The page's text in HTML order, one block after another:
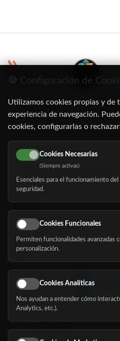
C/ Oruro, 11. 28016
91 345 06 26
616 113 103
hola@mundomayor.com
Buscador de residencias
Eventos
Nosotros
Síguenos
🍪 Configuración de
Utilizamos cookies propias y de
experiencia de navegación.
cookies, configurarlas o
Cookies Necesarias
(Siempre activas)
Esenciales para el funcionamiento
seguridad.
Cookies Funcionales
Permiten funcionalidades avanzadas
personalización.
Cookies Analíticas
Nos ayudan a entender cómo
Analytics, etc.).